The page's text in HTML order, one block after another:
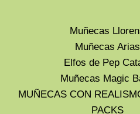
Muñecas
Muñecas Arias
Elfos de Pep
Muñecas Magic
MUÑECAS CON
PACKS